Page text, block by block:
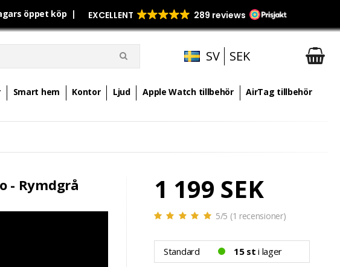
öppet köp |
SV SEK
Smart hem Kontor Ljud Apple Watch tillbehör AirTag tillbehör
- Rymdgrå 1 199 SEK
5/5 (1 recensioner)
Standard 15 st i lager